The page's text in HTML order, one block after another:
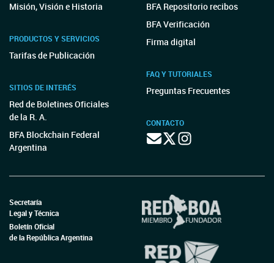
Misión, Visión e Historia
PRODUCTOS Y SERVICIOS
Tarifas de Publicación
SITIOS DE INTERÉS
Red de Boletines Oficiales
de la R. A.
BFA Blockchain Federal
Argentina
BFA Repositorio recibos
BFA Verificación
Firma digital
FAQ Y TUTORIALES
Preguntas Frecuentes
CONTACTO
Secretaría
Legal y Técnica
Boletín Oficial
de la República Argentina